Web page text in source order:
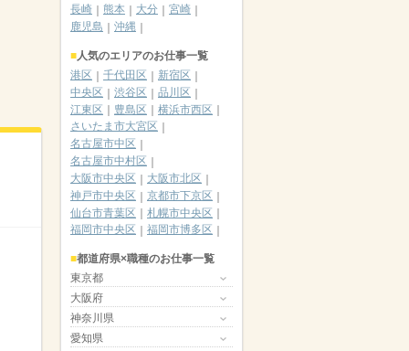
長崎
熊本 大分
宮崎
鹿児島
沖縄
人気のエリアのお仕事一覧
港区
千代田区
新宿区
中央区
渋谷区
品川区
江東区
豊島区
横浜市西区
さいたま市大宮区
名古屋市中区
名古屋市中村区
大阪市中央区
大阪市北区
神戸市中央区
京都市下京区
仙台市青葉区
札幌市中央区
福岡市中央区
福岡市博多区
都道府県×職種のお仕事一覧
東京都
大阪府
神奈川県
愛知県